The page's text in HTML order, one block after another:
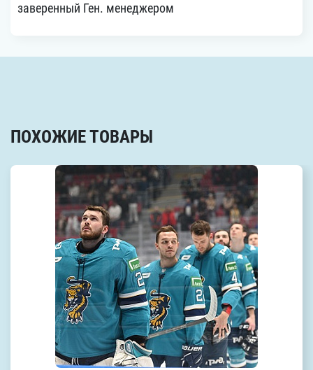
заверенный Ген. менеджером
ПОХОЖИЕ ТОВАРЫ